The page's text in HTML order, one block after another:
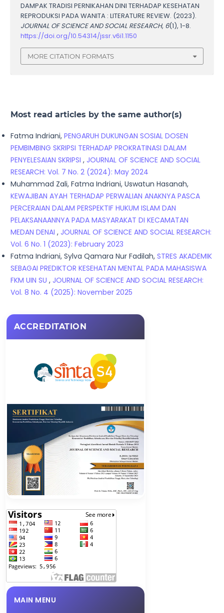
DAMPAK TRADISI PERNIKAHAN DINI TERHADAP KESEHATAN
REPRODUKSI PADA WANITA : LITERATURE REVIEW. (2023).
JOURNAL OF SCIENCE AND SOCIAL RESEARCH, 6(1), 1-8.
https://doi.org/10.54314/jssr.v6i1.1150
MORE CITATION FORMATS
Most read articles by the same author(s)
Fatma Indriani, PENGARUH DUKUNGAN SOSIAL DOSEN
PEMBIMBING SKRIPSI TERHADAP PROKRATINASI DALAM
PENYELESAIAN SKRIPSI , JOURNAL OF SCIENCE AND SOCIAL
RESEARCH: Vol. 7 No. 2 (2024): May 2024
Muhammad Zali, Fatma Indriani, Uswatun Hasanah,
KEWAJIBAN AYAH TERHADAP PERWALIAN ANAKNYA PASCA
PERCERAIAN DALAM PERSPEKTIF HUKUM ISLAM DAN
PELAKSANAANNYA PADA MASYARAKAT DI KECAMATAN
MEDAN DENAI , JOURNAL OF SCIENCE AND SOCIAL RESEARCH:
Vol. 6 No. 1 (2023): February 2023
Fatma Indriani, Sylva Qamara Nur Fadilah, STRES AKADEMIK
SEBAGAI PREDIKTOR KESEHATAN MENTAL PADA MAHASISWA
FKM UIN SU , JOURNAL OF SCIENCE AND SOCIAL RESEARCH:
Vol. 8 No. 4 (2025): November 2025
ACCREDITATION
MAIN MENU